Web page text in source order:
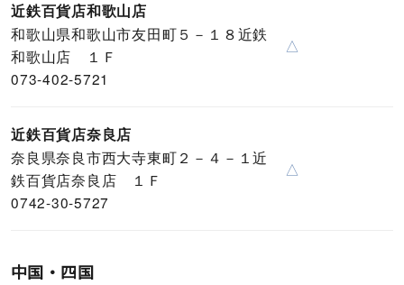
近鉄百貨店和歌山店
和歌山県和歌山市友田町５－１８近鉄
和歌山店 １Ｆ
073-402-5721
△
近鉄百貨店奈良店
奈良県奈良市西大寺東町２－４－１近
鉄百貨店奈良店 １Ｆ
0742-30-5727
△
中国・四国